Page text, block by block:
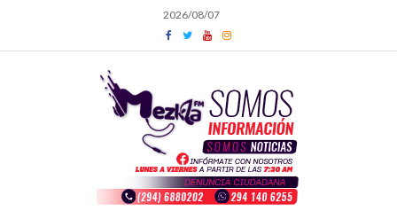
content
2026/08/07